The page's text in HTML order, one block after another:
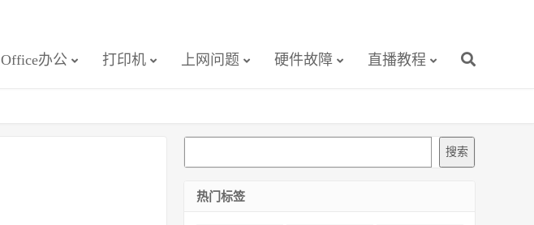
Office办公 打印机 上网问题 硬件故障 直播教程
搜索
热门标签